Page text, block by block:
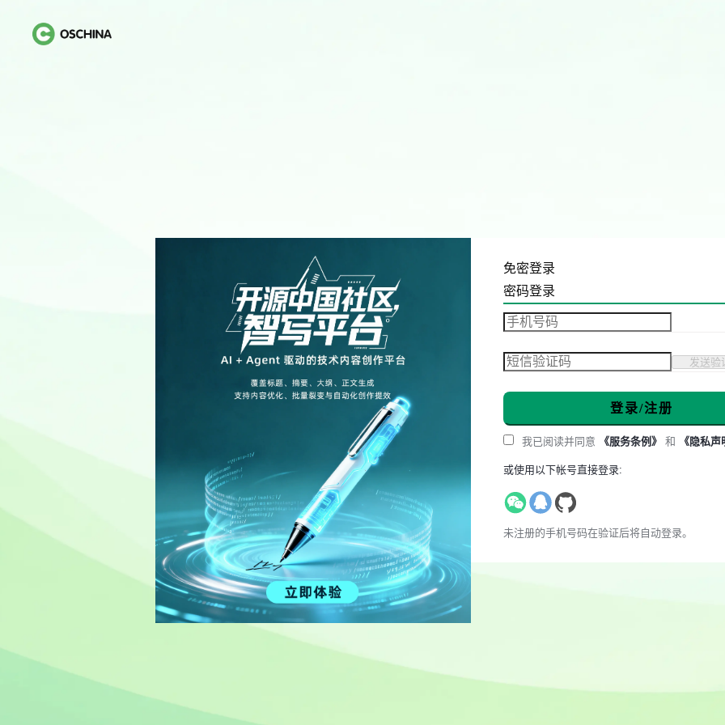
免密登录
密码登录
发送验
登录/注册
我已阅读并同意 《服务条例》 和 《隐私声
或使用以下帐号直接登录:
未注册的手机号码在验证后将自动登录。